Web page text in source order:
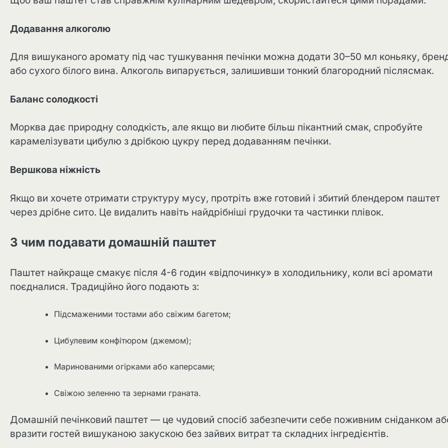
Додавання алкоголю
Для вишуканого аромату під час тушкування печінки можна додати 30–50 мл коньяку,
або сухого білого вина. Алкоголь випарується, залишивши тонкий благородний післясмак.
Баланс солодкості
Морква дає природну солодкість, але якщо ви любите більш пікантний смак, спробуйте
карамелізувати цибулю з дрібкою цукру перед додаванням печінки.
Вершкова ніжність
Якщо ви хочете отримати структуру мусу, протріть вже готовий і збитий блендером паштет
через дрібне сито. Це видалить навіть найдрібніші грудочки та частинки плівок.
З чим подавати домашній паштет
Паштет найкраще смакує після 4-6 годин «відпочинку» в холодильнику, коли всі аромати
поєдналися. Традиційно його подають з:
Підсмаженими тостами або свіжим багетом;
Цибулевим конфітюром (джемом);
Маринованими огірками або каперсами;
Свіжою зеленню та зернами граната.
Домашній печінковий паштет — це чудовий спосіб забезпечити себе поживним сніданком
вразити гостей вишуканою закускою без зайвих витрат та складних інгредієнтів.